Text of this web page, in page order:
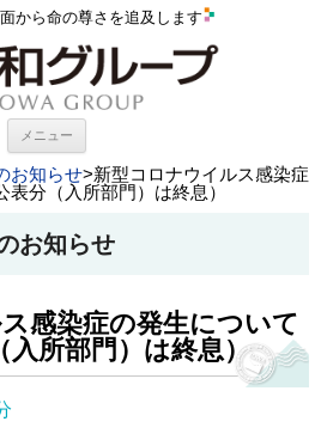
から命の尊さを追及します
メニュー
お知らせ>新型コロナウイルス感染症
分（入所部門）は終息）
お知らせ
感染症の発生について
入所部門）は終息）